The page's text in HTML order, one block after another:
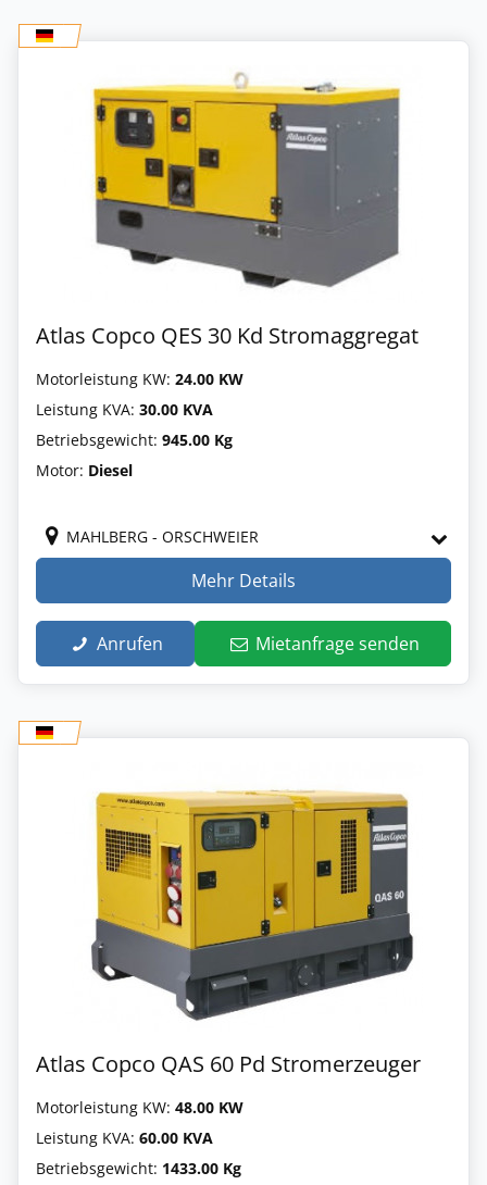
Atlas Copco QES 30 Kd Stromaggregat
Motorleistung KW: 24.00 KW
Leistung KVA: 30.00 KVA
Betriebsgewicht: 945.00 Kg
Motor: Diesel
MAHLBERG - ORSCHWEIER
Mehr Details
Anrufen Mietanfrage senden
Atlas Copco QAS 60 Pd Stromerzeuger
Motorleistung KW: 48.00 KW
Leistung KVA: 60.00 KVA
Betriebsgewicht: 1433.00 Kg